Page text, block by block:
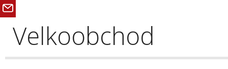
Velkoobchod